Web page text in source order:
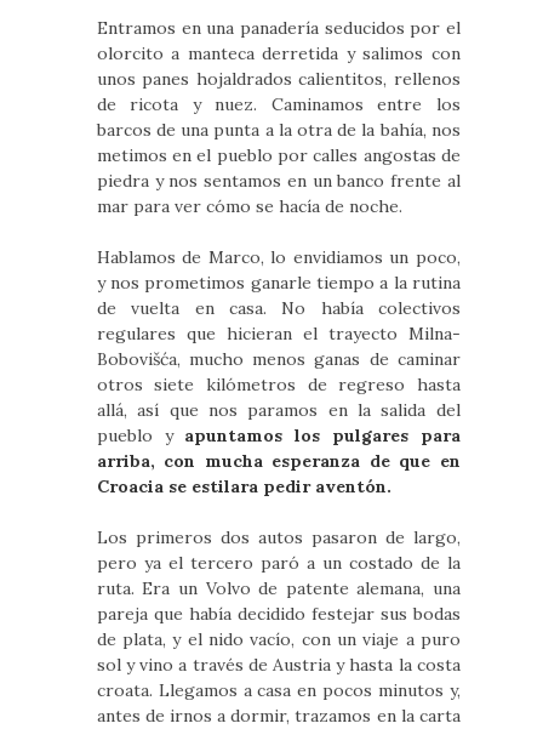
Entramos en una panadería seducidos por el
olorcito a manteca derretida y salimos con
unos panes hojaldrados calientitos, rellenos
de ricota y nuez. Caminamos entre los
barcos de una punta a la otra de la bahía, nos
metimos en el pueblo por calles angostas de
piedra y nos sentamos en un banco frente al
mar para ver cómo se hacía de noche.
Hablamos de Marco, lo envidiamos un poco,
y nos prometimos ganarle tiempo a la rutina
de vuelta en casa. No había colectivos
regulares que hicieran el trayecto Milna-
Bobovišća, mucho menos ganas de caminar
otros siete kilómetros de regreso hasta
allá, así que nos paramos en la salida del
pueblo y apuntamos los pulgares para
arriba, con mucha esperanza de que en
Croacia se estilara pedir aventón.
Los primeros dos autos pasaron de largo,
pero ya el tercero paró a un costado de la
ruta. Era un Volvo de patente alemana, una
pareja que había decidido festejar sus bodas
de plata, y el nido vacío, con un viaje a puro
sol y vino a través de Austria y hasta la costa
croata. Llegamos a casa en pocos minutos y,
antes de irnos a dormir, trazamos en la carta